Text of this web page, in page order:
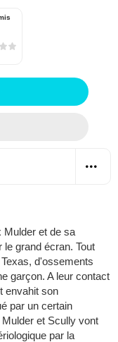
Mulder et de sa
grand écran. Tout
d'ossements
garçon. A leur contact
envahit son
par un certain
et Scully vont
par la